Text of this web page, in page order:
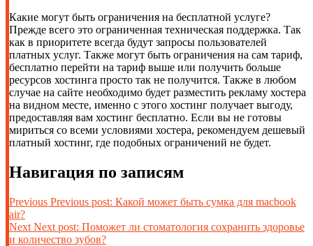
Какие могут быть ограничения на бесплатной услуге?
Прежде всего это ограниченная техническая поддержка. Так
как в приоритете всегда будут запросы пользователей
платных услуг. Также могут быть ограничения на сам тариф,
бесплатно перейти на тариф выше или получить больше
ресурсов хостинга просто так не получится. Также в любом
случае на сайте необходимо будет разместить рекламу хостера
на видном месте, именно с этого хостинг получает выгоду,
предоставляя вам хостинг бесплатно. Если вы не готовы
мириться со всеми условиями хостера, рекомендуем дешевый
платный хостинг, где подобных ограничений не будет.
Навигация по записям
Previous Previous post: Какой может быть сумка для macbook
air?
Next Next post: Поможет ли стоматология сохранить здоровье
и количество зубов?